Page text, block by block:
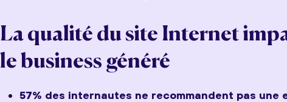
La qualité du site Internet
le business généré
57% des internautes ne recommandent pas une